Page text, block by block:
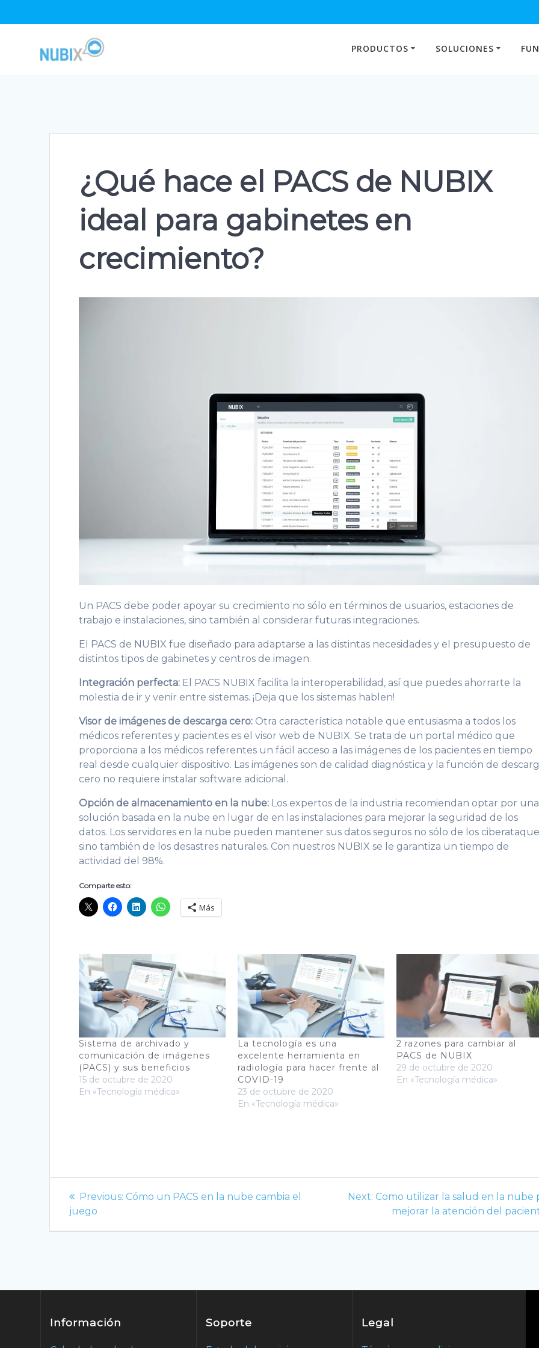
PRODUCTOS
SOLUCIONES
¿Qué hace el PACS de NUBIX
ideal para gabinetes en
crecimiento?
Un PACS debe poder apoyar su crecimiento no sólo en términos de usuarios, estaciones de
trabajo e instalaciones, sino también al considerar futuras integraciones.
El PACS de NUBIX fue diseñado para adaptarse a las distintas necesidades y el presupuesto de
distintos tipos de gabinetes y centros de imagen.
Integración perfecta: El PACS NUBIX facilita la interoperabilidad, así que puedes ahorrarte la
molestia de ir y venir entre sistemas. ¡Deja que los sistemas hablen!
Visor de imágenes de descarga cero: Otra característica notable que entusiasma a todos los
médicos referentes y pacientes es el visor web de NUBIX. Se trata de un portal médico que
proporciona a los médicos referentes un fácil acceso a las imágenes de los pacientes en tiempo
real desde cualquier dispositivo. Las imágenes son de calidad diagnóstica y la función de
cero no requiere instalar software adicional.
Opción de almacenamiento en la nube: Los expertos de la industria recomiendan optar por una
solución basada en la nube en lugar de en las instalaciones para mejorar la seguridad de los
datos. Los servidores en la nube pueden mantener sus datos seguros no sólo de los
sino también de los desastres naturales. Con nuestros NUBIX se le garantiza un tiempo de
actividad del 98%.
Comparte esto:
Más
Sistema de archivado y
comunicación de imágenes
(PACS) y sus beneficios
15 de octubre de 2020
En «Tecnología médica»
La tecnología es una
excelente herramienta en
radiología para hacer frente al
COVID-19
23 de octubre de 2020
En «Tecnología médica»
2 razones para cambiar al
PACS de NUBIX
29 de octubre de 2020
En «Tecnología médica»
Navegación
de
Previous: Previous
Cómo un PACS en la nube cambia el
juego
Next: Next
post:
Como utilizar la salud en la nube
mejorar la atención del
Información Soporte Legal